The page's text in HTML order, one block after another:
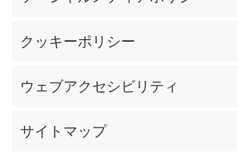
クッキーポリシー
ウェブアクセシビリティ
サイトマップ